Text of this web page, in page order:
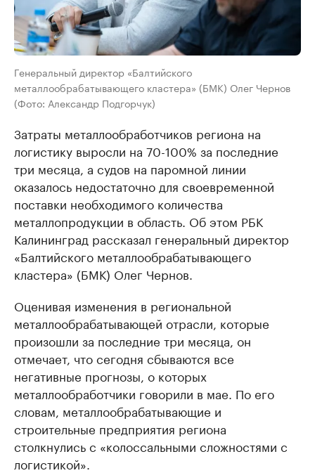
Генеральный директор «Балтийского
металлообрабатывающего кластера» (БМК) Олег Чернов
(Фото: Александр Подгорчук)
Затраты металлообработчиков региона на
логистику выросли на 70-100% за последние
три месяца, а судов на паромной линии
оказалось недостаточно для своевременной
поставки необходимого количества
металлопродукции в область. Об этом РБК
Калининград рассказал генеральный директор
«Балтийского металлообрабатывающего
кластера» (БМК) Олег Чернов.
Оценивая изменения в региональной
металлообрабатывающей отрасли, которые
произошли за последние три месяца, он
отмечает, что сегодня сбываются все
негативные прогнозы, о которых
металлообработчики говорили в мае. По его
словам, металлообрабатывающие и
строительные предприятия региона
столкнулись с «колоссальными сложностями с
логистикой».